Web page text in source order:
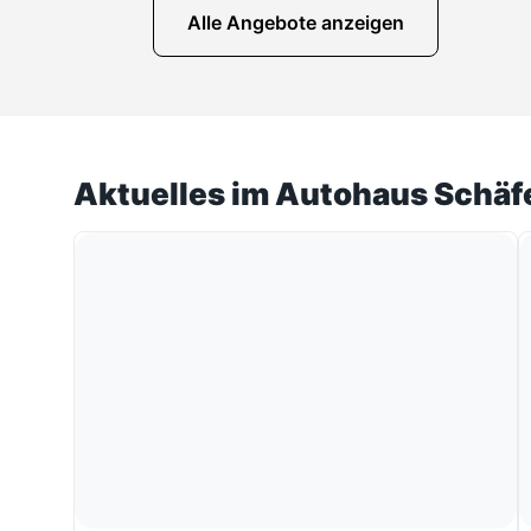
Alle Angebote anzeigen
Aktuelles im Autohaus